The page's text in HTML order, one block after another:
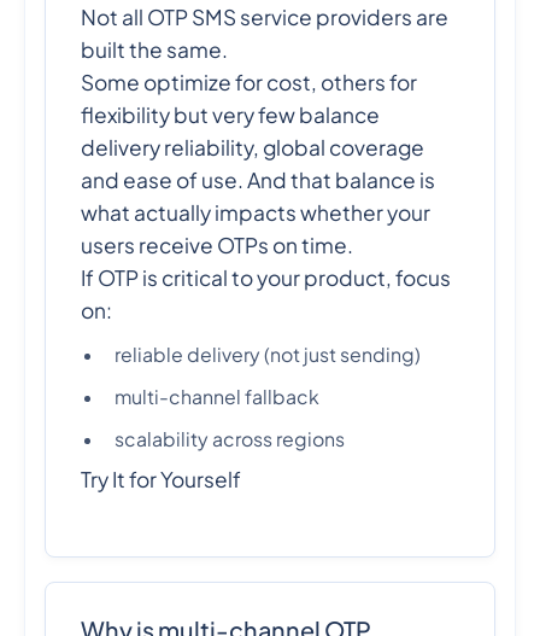
Not all OTP SMS service providers are
built the same.
Some optimize for cost, others for
flexibility but very few balance
delivery reliability, global coverage
and ease of use. And that balance is
what actually impacts whether your
users receive OTPs on time.
If OTP is critical to your product, focus
on:
reliable delivery (not just sending)
multi-channel fallback
scalability across regions
Try It for Yourself
Why is multi-channel OTP